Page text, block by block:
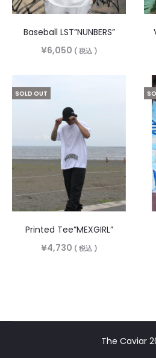
Baseball LST”NUNBERS”
¥6,050 ( 税込 )
SOLD OUT
Printed Tee”MEXGIRL”
¥4,730 ( 税込 )
The Caviar